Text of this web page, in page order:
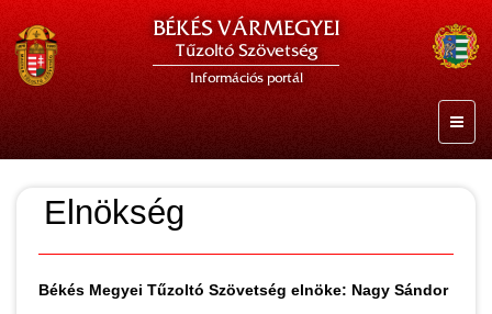
BÉKÉS VÁRMEGYEI
Tűzoltó Szövetség
Információs portál
Elnökség
Békés Megyei Tűzoltó Szövetség elnöke: Nagy Sándor